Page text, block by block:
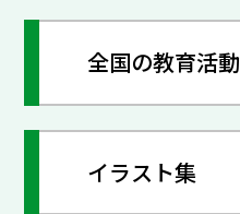
全国の教育活動
イラスト集